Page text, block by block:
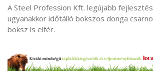
A Steel Profession Kft. legújabb
ugyanakkor időtálló bokszos donga
boksz is elfér.